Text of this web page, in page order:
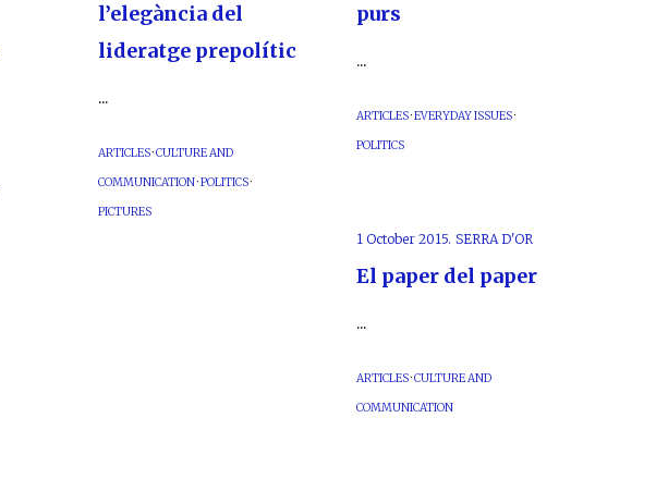
l’elegància del
lideratge prepolític
...
ARTICLES·CULTURE AND
COMMUNICATION·POLITICS·
PICTURES
purs
...
ARTICLES·EVERYDAY ISSUES·
POLITICS
1 October 2015. SERRA D'OR
El paper del paper
...
ARTICLES·CULTURE AND
COMMUNICATION